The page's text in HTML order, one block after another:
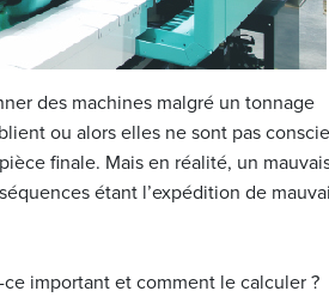
des machines malgré un tonnage
ou alors elles ne sont pas
finale. Mais en réalité, un
étant l’expédition de
important et comment le calculer ?